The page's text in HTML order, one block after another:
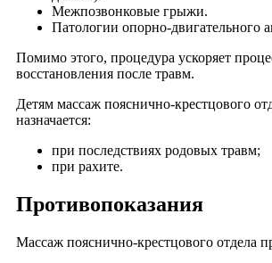
Межпозвонковые грыжи.
Патологии опорно-двигательного
Помимо этого, процедура ускоряет
восстановления после травм.
Детям массаж пояснично-крестцового
назначается:
при последствиях родовых травм;
при рахите.
Противопоказания
Массаж пояснично-крестцового отдела